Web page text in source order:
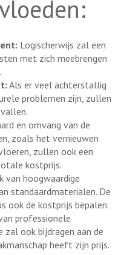
Logischerwijs zal een
met zich meebrengen
Als er veel achterstallig
problemen zijn, zullen
en omvang van de
zoals het vernieuwen
zullen ook een
kostprijs.
van hoogwaardige
standaardmaterialen. De
ook de kostprijs bepalen.
professionele
zal ook bijdragen aan de
heeft zijn prijs.